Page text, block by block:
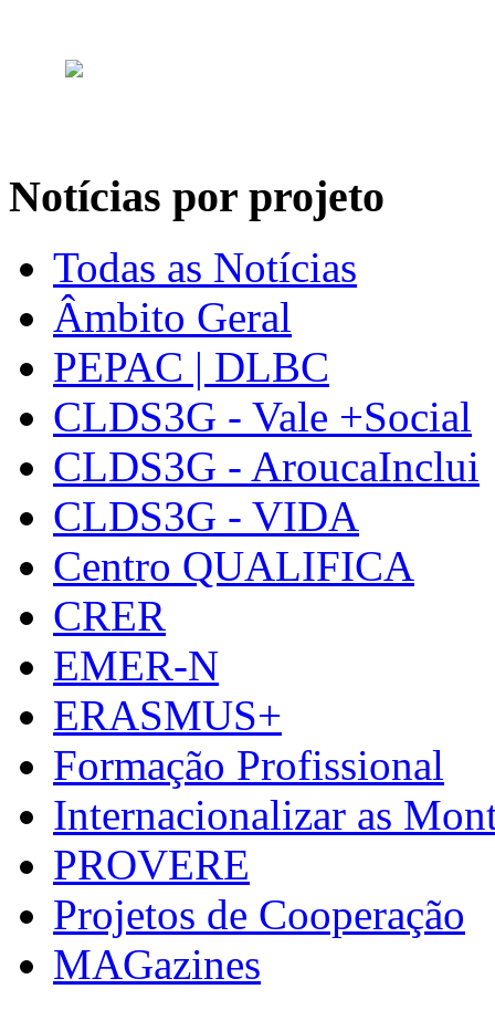
Notícias por projeto
Todas as Notícias
Âmbito Geral
PEPAC | DLBC
CLDS3G - Vale +Social
CLDS3G - AroucaInclui
CLDS3G - VIDA
Centro QUALIFICA
CRER
EMER-N
ERASMUS+
Formação Profissional
Internacionalizar as
PROVERE
Projetos de Cooperação
MAGazines